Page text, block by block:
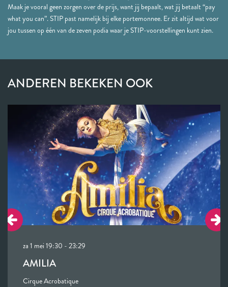
Maak je vooral geen zorgen over de prijs, want jij bepaalt, wat jij betaalt “pay
what you can”. STIP past namelijk bij elke portemonnee. Er zit altijd wat voor
jou tussen op één van de zeven podia waar je STIP-voorstellingen kunt zien.
ANDEREN BEKEKEN OOK
AMILIA
Cirque Acrobatique
za 1 mei 19:30 - 23:29